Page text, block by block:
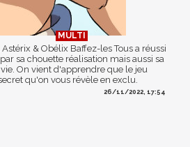
& Obélix Baffez-les Tous a réussi
sa chouette réalisation mais aussi sa
On vient d'apprendre que le jeu
qu'on vous révèle en exclu.
26/11/2022, 17:54